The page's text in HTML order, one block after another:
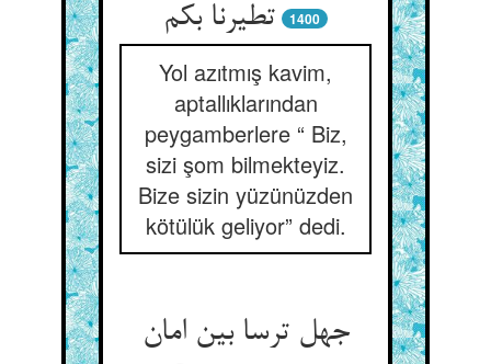
تطیرنا بکم‏
1400
Yol azıtmış kavim,
aptallıklarından
peygamberlere “ Biz,
sizi şom bilmekteyiz.
Bize sizin yüzünüzden
kötülük geliyor” dedi.
جهل ترسا بین امان